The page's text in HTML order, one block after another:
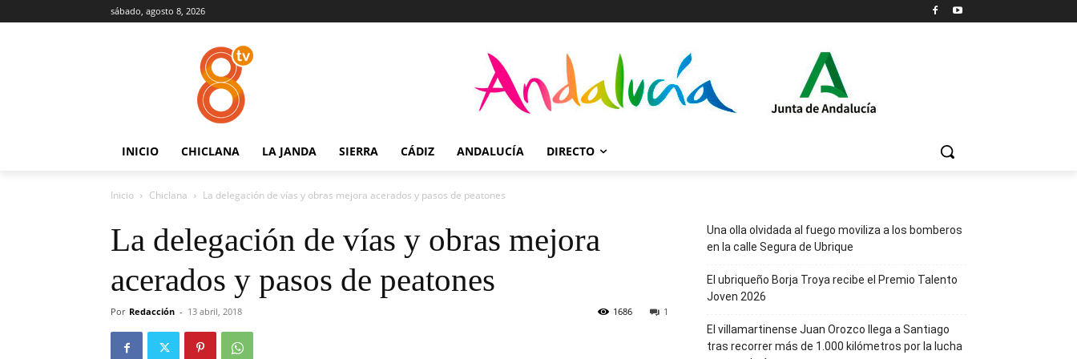
sábado, agosto 8, 2026
INICIO CHICLANA LA JANDA SIERRA CÁDIZ ANDALUCÍA DIRECTO
Inicio Chiclana La delegación de vías y obras mejora acerados y pasos de peatones
La delegación de vías y obras mejora
acerados y pasos de peatones
Por Redacción - 13 abril, 2018 1
1686
Una olla olvidada al fuego moviliza a los bomberos
en la calle Segura de Ubrique
El ubriqueño Borja Troya recibe el Premio Talento
Joven 2026
El villamartinense Juan Orozco llega a Santiago
tras recorrer más de 1.000 kilómetros por la lucha